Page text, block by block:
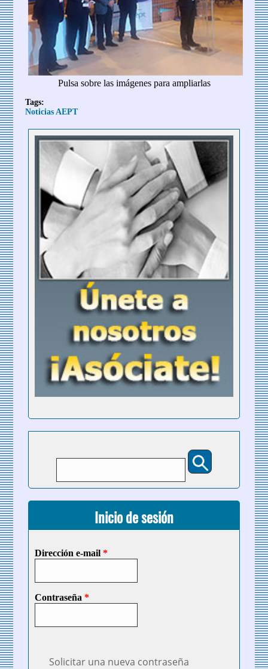
Pulsa sobre las imágenes para ampliarlas
Tags:
Noticias AEPT
Inicio de sesión
Dirección e-mail *
Contraseña *
Solicitar una nueva contraseña